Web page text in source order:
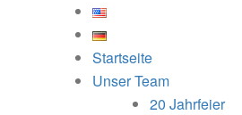
Startseite
Unser Team
20 Jahrfeier